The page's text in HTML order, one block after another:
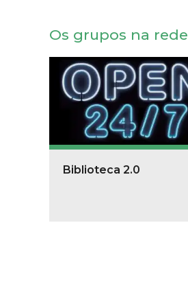
Os grupos na rede
Biblioteca 2.0